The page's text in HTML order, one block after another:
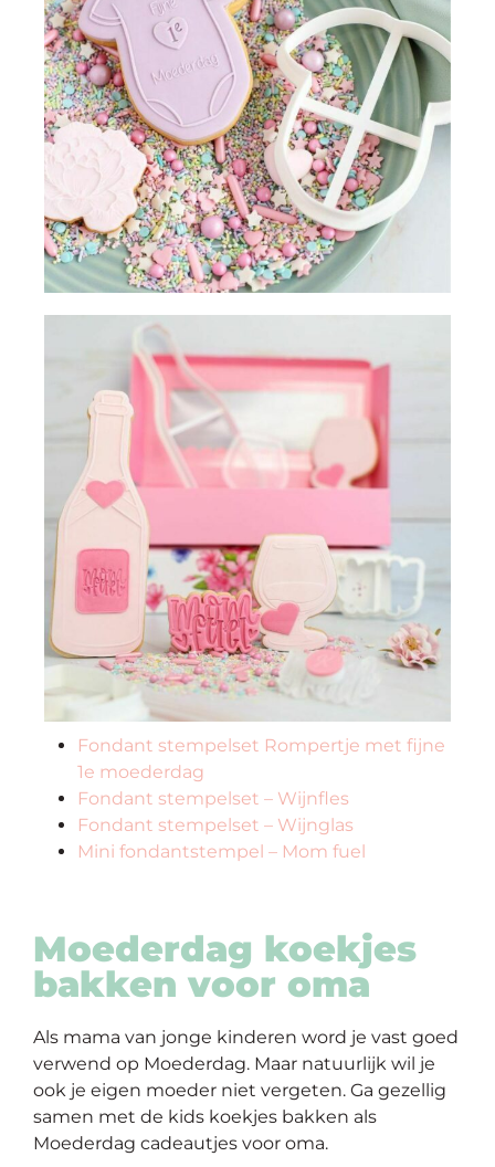
Fondant stempelset Rompertje met fijne
1e moederdag
Fondant stempelset – Wijnfles
Fondant stempelset – Wijnglas
Mini fondantstempel – Mom fuel
Moederdag koekjes
bakken voor oma
Als mama van jonge kinderen word je vast goed
verwend op Moederdag. Maar natuurlijk wil je
ook je eigen moeder niet vergeten. Ga gezellig
samen met de kids koekjes bakken als
Moederdag cadeautjes voor oma.